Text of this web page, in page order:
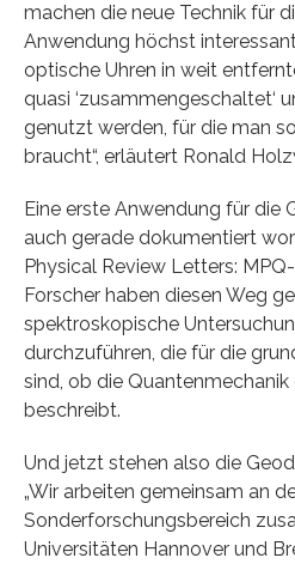
machen die neue Technik für
Anwendung höchst
optische Uhren in weit
quasi ‘zusammengeschaltet‘
genutzt werden, für die man so
braucht“, erläutert Ronald
Eine erste Anwendung für die
auch gerade dokumentiert
Physical Review Letters:
Forscher haben diesen Weg
spektroskopische
durchzuführen, die für die
sind, ob die
beschreibt.
Und jetzt stehen also die
„Wir arbeiten gemeinsam an
Sonderforschungsbereich
Universitäten Hannover und